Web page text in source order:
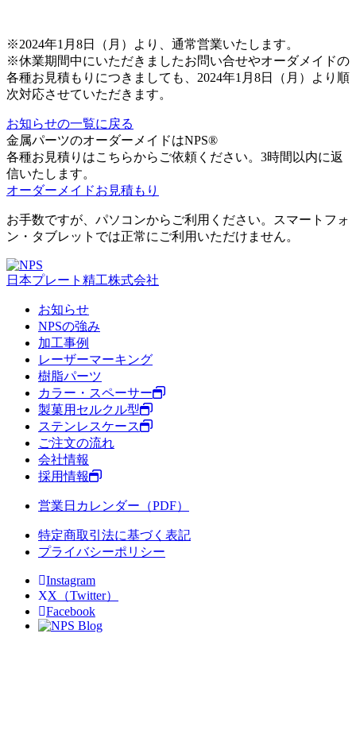
※2024年1月8日（月）より、通常営業いたします。
※休業期間中にいただきましたお問い合せやオーダメイドの
各種お見積もりにつきましても、2024年1月8日（月）より順
次対応させていただきます。
お知らせの一覧に戻る
金属パーツのオーダーメイドはNPS®
各種お見積りはこちらからご依頼ください。3時間以内に返
信いたします。
オーダーメイドお見積もり
お手数ですが、パソコンからご利用ください。スマートフォ
ン・タブレットでは正常にご利用いただけません。
日本プレート精工株式会社
お知らせ
NPSの強み
加工事例
レーザーマーキング
樹脂パーツ
カラー・スペーサー
製菓用セルクル型
ステンレスケース
ご注文の流れ
会社情報
採用情報
営業日カレンダー（PDF）
特定商取引法に基づく表記
プライバシーポリシー
Instagram
X（Twitter）
Facebook
Blog